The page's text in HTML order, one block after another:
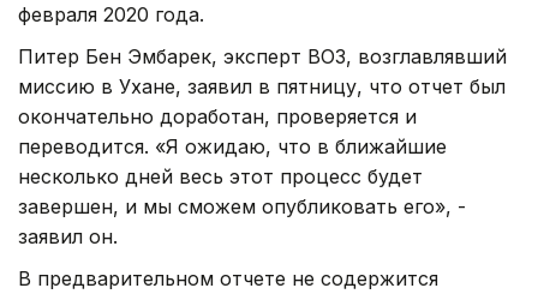
февраля 2020 года.
Питер Бен Эмбарек, эксперт ВОЗ, возглавлявший
миссию в Ухане, заявил в пятницу, что отчет был
окончательно доработан, проверяется и
переводится. «Я ожидаю, что в ближайшие
несколько дней весь этот процесс будет
завершен, и мы сможем опубликовать его», -
заявил он.
В предварительном отчете не содержится